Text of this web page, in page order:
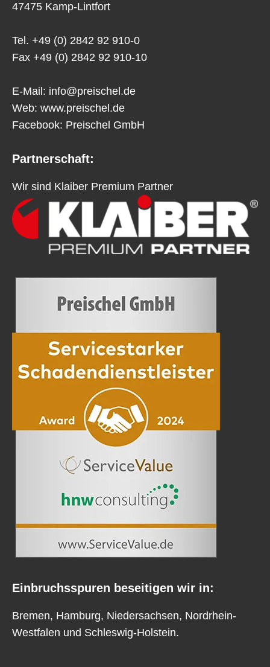
47475 Kamp-Lintfort
Tel. +49 (0) 2842 92 910-0
Fax +49 (0) 2842 92 910-10
E-Mail: info@preischel.de
Web: www.preischel.de
Facebook: Preischel GmbH
Partnerschaft:
Wir sind Klaiber Premium Partner
Einbruchsspuren beseitigen wir in:
Bremen, Hamburg, Niedersachsen, Nordrhein-
Westfalen und Schleswig-Holstein.